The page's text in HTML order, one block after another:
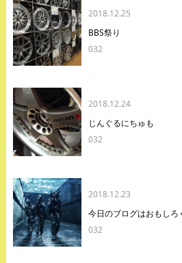
2018.12.25
BBS祭り
032
2018.12.24
じんぐるにちゅも
032
2018.12.23
今日のブログはおもしろ
032